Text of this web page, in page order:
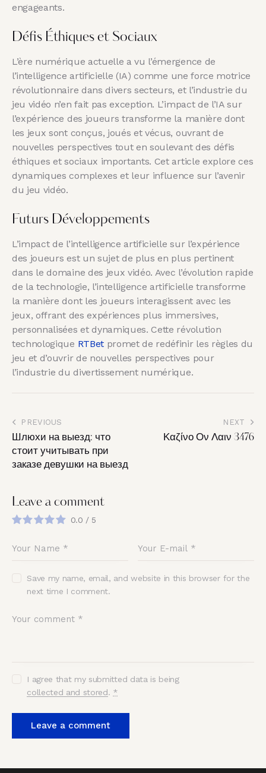
engageants.
Défis Éthiques et Sociaux
L’ère numérique actuelle a vu l’émergence de
l’intelligence artificielle (IA) comme une force motrice
révolutionnaire dans divers secteurs, et l’industrie du
jeu vidéo n’en fait pas exception. L’impact de l’IA sur
l’expérience des joueurs transforme la manière dont
les jeux sont conçus, joués et vécus, ouvrant de
nouvelles perspectives tout en soulevant des défis
éthiques et sociaux importants. Cet article explore ces
dynamiques complexes et leur influence sur l’avenir
du jeu vidéo.
Futurs Développements
L’impact de l’intelligence artificielle sur l’expérience
des joueurs est un sujet de plus en plus pertinent
dans le domaine des jeux vidéo. Avec l’évolution rapide
de la technologie, l’intelligence artificielle transforme
la manière dont les joueurs interagissent avec les
jeux, offrant des expériences plus immersives,
personnalisées et dynamiques. Cette révolution
technologique RTBetpromet de redéfinir les règles du
jeu et d’ouvrir de nouvelles perspectives pour
l’industrie du divertissement numérique.
PREVIOUS
Шлюхи на выезд: что
стоит учитывать при
заказе девушки на выезд
NEXT
Καζίνο Ον Λαιν 3476
Leave a comment
0.0 / 5
Save my name, email, and website in this browser for the
next time I comment.
I agree that my submitted data is being
collected and stored. *